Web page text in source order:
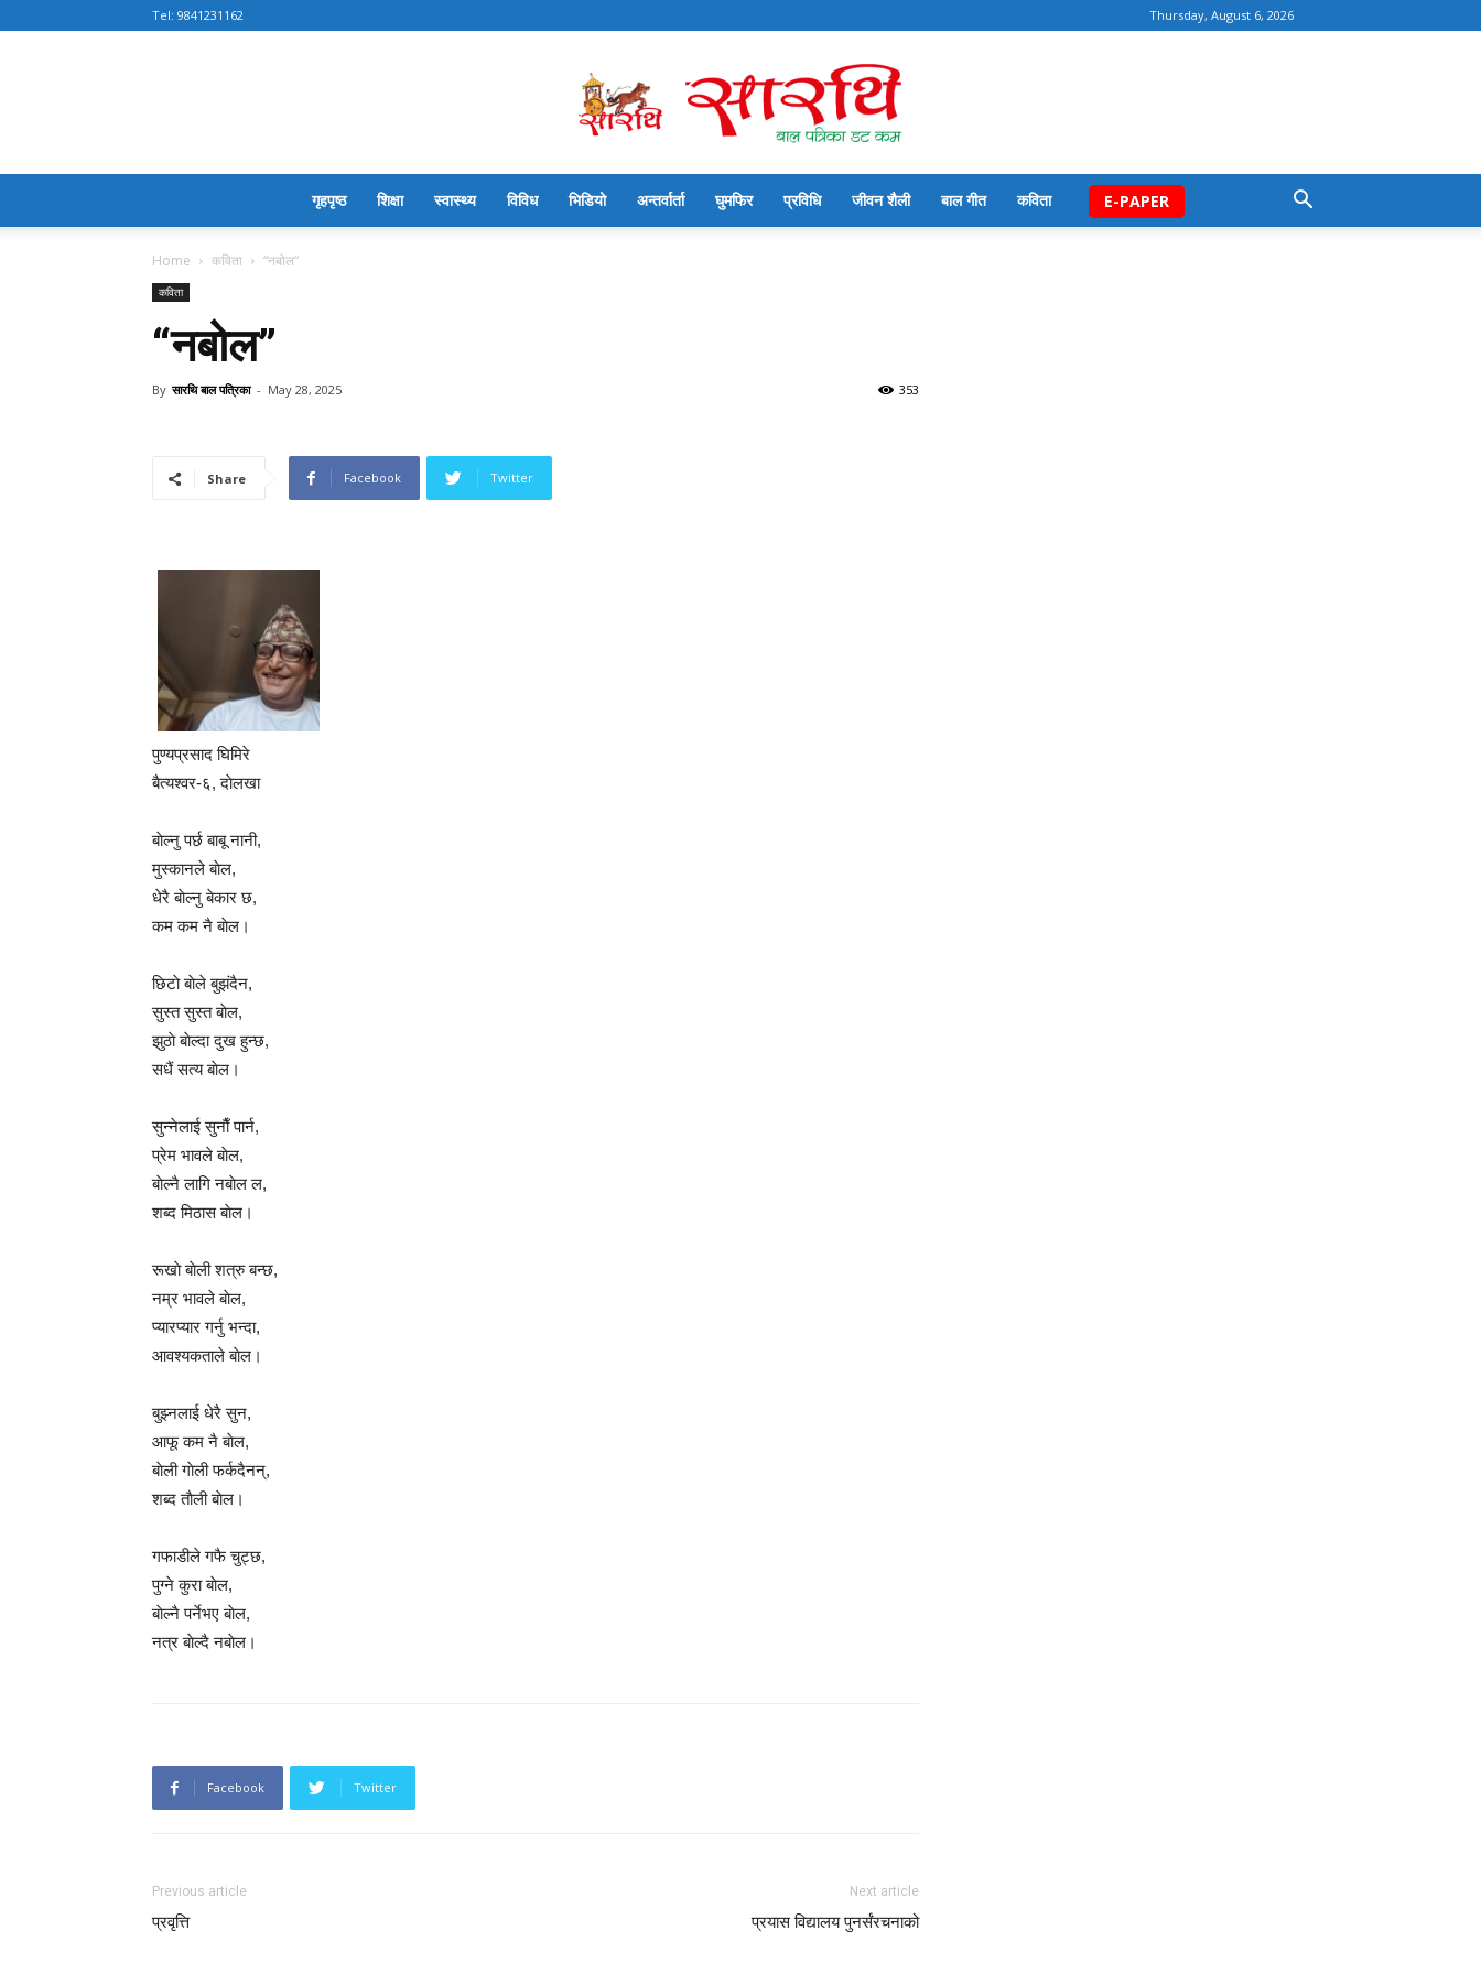
Thursday, August 6, 2026
Tel: 9841231162
गृहपृष्ठ शिक्षा स्वास्थ्य विविध भिडियो अन्तर्वार्ता घुमफिर प्रविधि जीवन शैली बाल गीत कविता E-PAPER
Home कविता “नबाेल”
कविता
“नबाेल”
By सारथि बाल पत्रिका - May 28, 2025 353
Share Facebook Twitter
पुण्यप्रसाद घिमिरे
बैत्यश्वर-६, दाेलखा
बाेल्नु पर्छ बाबू नानी,
मुस्कानले बाेल,
धेरै बाेल्नु बेकार छ,
कम कम नै बाेल।
छिटाे बाेले बुझंदैन,
सुस्त सुस्त बाेल,
झुठाे बाेल्दा दुख हुन्छ,
सधैं सत्य बाेल।
सुन्नेलाई सुनाैँ पार्न,
प्रेम भावले बाेल,
बाेल्नै लागि नबाेल ल,
शब्द मिठास बाेल।
रूखाे बाेली शत्रु बन्छ,
नम्र भावले बाेल,
प्यारप्यार गर्नु भन्दा,
आवश्यकताले बाेल।
बुझ्नलाई धेरै सुन,
आफू कम नै बाेल,
बाेली गाेली फर्कदैनन्,
शब्द ताैली बाेल।
गफाडीले गफै चुट्छ,
पुग्ने कुरा बाेल,
बाेल्नै पर्नेभए बाेल,
नत्र बाेल्दै नबाेल।
Facebook Twitter
Previous article
प्रवृत्ति
Next article
प्रयास विद्यालय पुनर्संरचनाको